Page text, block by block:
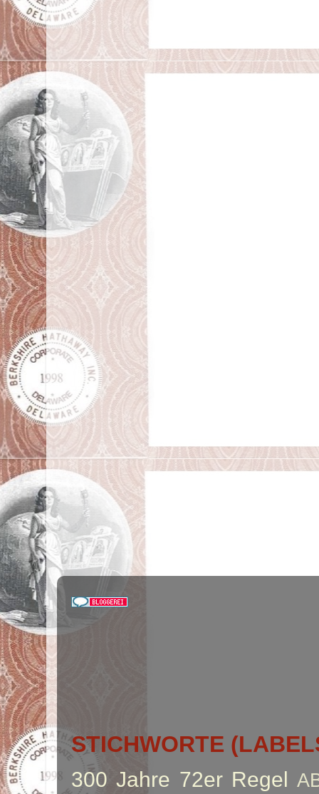
STICHWORTE
300 Jahre 72er Regel